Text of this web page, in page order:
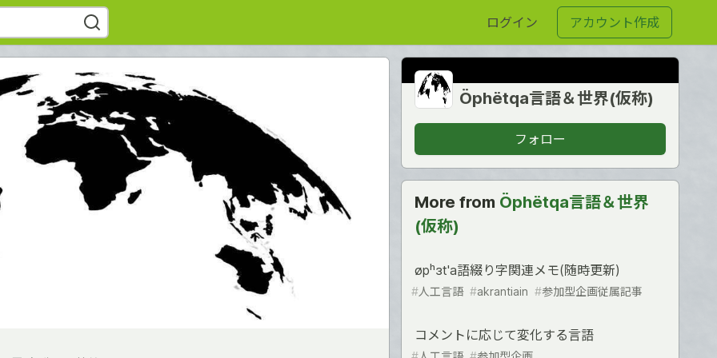
ログイン アカウント作成
Öphëtqa言語＆世界(仮称)
フォロー
More from Öphëtqa言語＆世界
(仮称)
øpʰɜt'a語綴り字関連メモ(随時更新)
#人工言語 #akrantiain #参加型企画従属記事
コメントに応じて変化する言語